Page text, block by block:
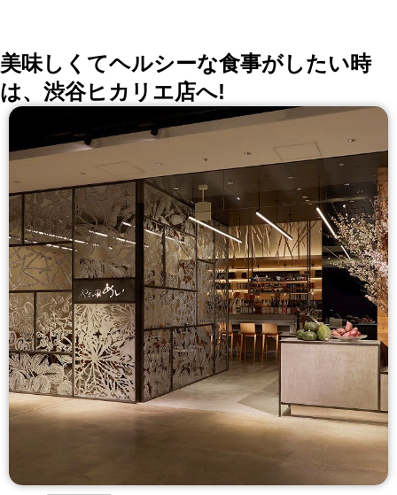
美味しくてヘルシーな食事がしたい時
は、渋谷ヒカリエ店へ!